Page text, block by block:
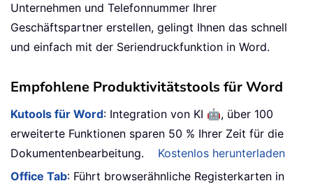
Unternehmen und Telefonnummer Ihrer
Geschäftspartner erstellen, gelingt Ihnen das schnell
und einfach mit der Seriendruckfunktion in Word.
Empfohlene Produktivitätstools für Word
Kutools für Word: Integration von KI 🤖, über 100
erweiterte Funktionen sparen 50 % Ihrer Zeit für die
Dokumentenbearbeitung.
Kostenlos herunterladen
Office Tab: Führt browserähnliche Registerkarten in